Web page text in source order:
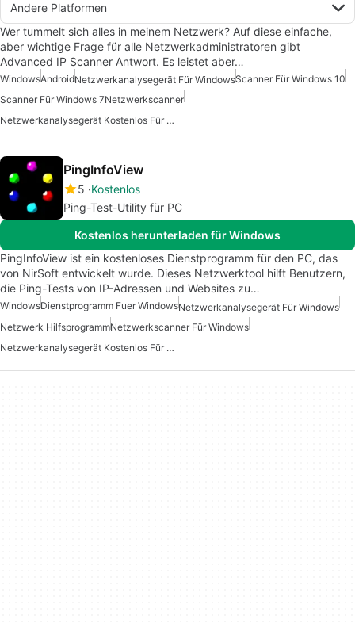
Andere Platformen
Wer tummelt sich alles in meinem Netzwerk? Auf diese einfache,
aber wichtige Frage für alle Netzwerkadministratoren gibt
Advanced IP Scanner Antwort. Es leistet aber…
WindowsAndroidNetzwerkanalysegerät Für WindowsScanner Für Windows 10
Scanner Für Windows 7Netzwerkscanner
Netzwerkanalysegerät Kostenlos Für Windows
PingInfoView
5 Kostenlos
Ping-Test-Utility für PC
Kostenlos herunterladen für Windows
PingInfoView ist ein kostenloses Dienstprogramm für den PC, das
von NirSoft entwickelt wurde. Dieses Netzwerktool hilft Benutzern,
die Ping-Tests von IP-Adressen und Websites zu…
WindowsDienstprogramm Fuer WindowsNetzwerkanalysegerät Für Windows
Netzwerk HilfsprogrammNetzwerkscanner Für Windows
Netzwerkanalysegerät Kostenlos Für Windows